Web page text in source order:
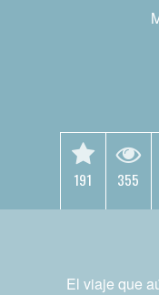
191 355
El viaje que